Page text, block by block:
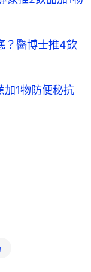
？醫博士推4飲
加1物防便秘抗